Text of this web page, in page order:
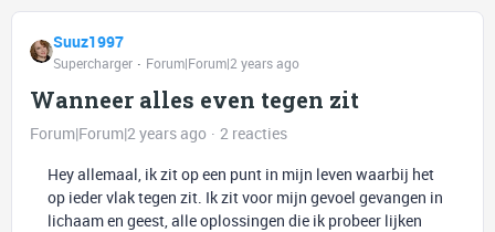
Suuz1997
Supercharger Forum|Forum|2 years ago
Wanneer alles even tegen zit
Forum|Forum|2 years ago
2 reacties
Hey allemaal, ik zit op een punt in mijn leven waarbij het
op ieder vlak tegen zit. Ik zit voor mijn gevoel gevangen in
lichaam en geest, alle oplossingen die ik probeer lijken